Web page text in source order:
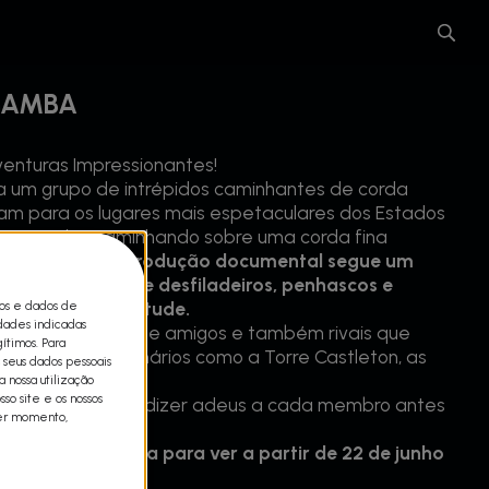
Impressionantes!
um grupo de intrépidos caminhantes de corda
para os lugares mais espetaculares dos Estados
recordes caminhando sobre uma corda fina
Esta nova produção documental segue um
caminhar sobre desfiladeiros, penhascos e
metros de altitude.
deste grupo de amigos e também rivais que
em cenários como a Torre Castleton, as
do Colorado.
o hábito de dizer adeus a cada membro antes
muito finas.
grande aventura para ver a partir de 22 de junho
e dados de
indicadas
Para
dados pessoais
nossa utilização
site e os nossos
momento,